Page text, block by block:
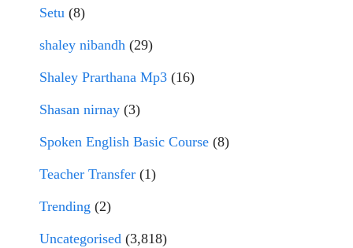
Setu (8)
shaley nibandh (29)
Shaley Prarthana Mp3 (16)
Shasan nirnay (3)
Spoken English Basic Course (8)
Teacher Transfer (1)
Trending (2)
Uncategorised (3,818)